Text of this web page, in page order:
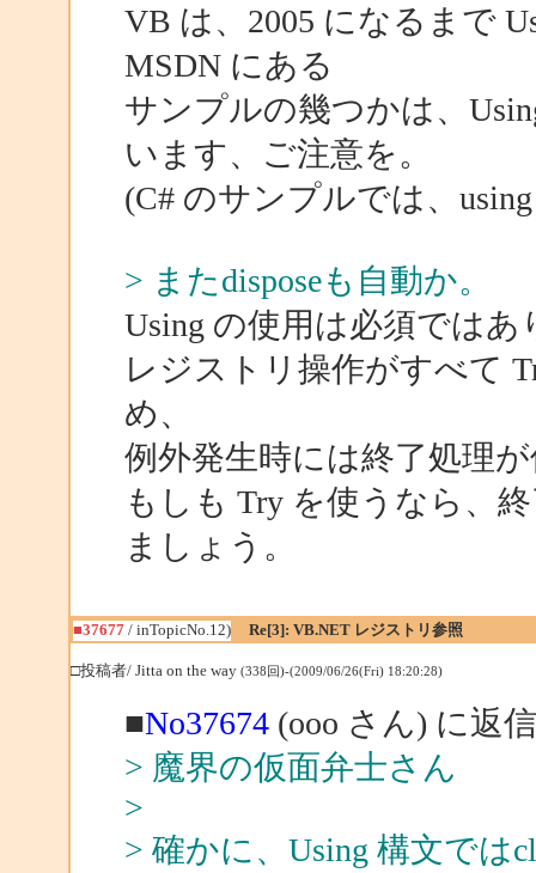
VB は、2005 になるまで
MSDN にある
サンプルの幾つかは、
います、ご注意を。
(C# のサンプルでは、
> またdisposeも自動か。
Using の使用は必須では
レジストリ操作がすべて
め、
例外発生時には終了処理
もしも Try を使うなら、
ましょう。
■37677/ inTopicNo.12) Re[3]: VB.NET レジストリ参照
□投稿者/ Jitta on the way (338回)-(2009/06/26(Fri) 18:20:28)
■No37674(ooo さん) に返信
> 魔界の仮面弁士さん
>
> 確かに、Using 構文では